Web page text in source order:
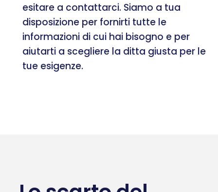
esitare a contattarci. Siamo a tua
disposizione per fornirti tutte le
informazioni di cui hai bisogno e per
aiutarti a scegliere la ditta giusta per le
tue esigenze.